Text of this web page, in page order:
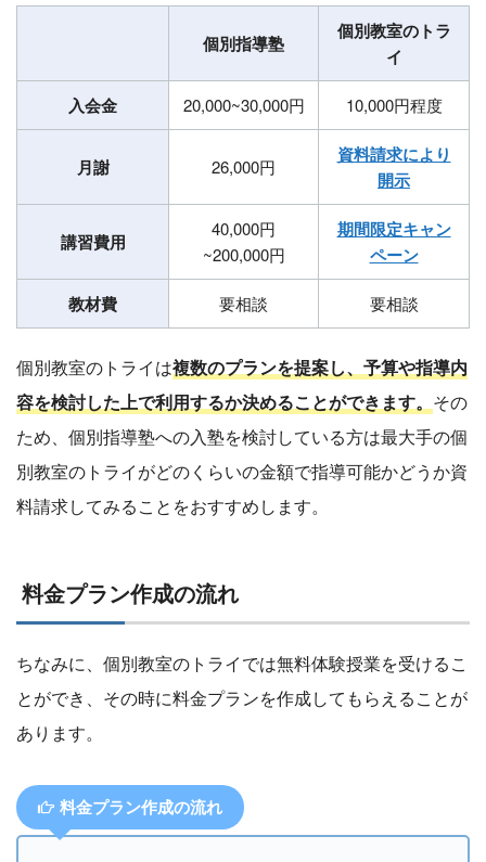
個別指導塾
個別教室のトラ
イ
入会金 20,000~30,000円 10,000円程度
月謝 26,000円
資料請求により
開示
講習費用
40,000円
~200,000円
期間限定キャン
ペーン
教材費 要相談 要相談
個別教室のトライは複数のプランを提案し、予算や指導内
容を検討した上で利用するか決めることができます。 その
ため、個別指導塾への入塾を検討している方は最大手の個
別教室のトライがどのくらいの金額で指導可能かどうか資
料請求してみることをおすすめします。
料金プラン作成の流れ
ちなみに、個別教室のトライでは無料体験授業を受けるこ
とができ、その時に料金プランを作成してもらえることが
あります。
料金プラン作成の流れ